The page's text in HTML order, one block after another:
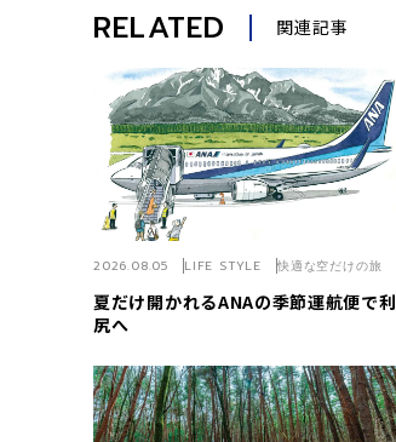
RELATED 関連記事
夏だけ開かれるANAの季節運航便で利
尻へ
2026.08.05 LIFE STYLE 快適な空だけの旅